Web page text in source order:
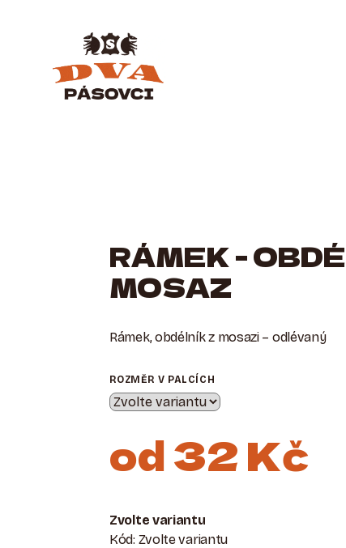
RÁMEK -
MOSAZ
Rámek, obdélník z mosazi – odlévaný
ROZMĚR V PALCÍCH
od32 Kč
cena:
Zvolte variantu
Kód: Zvolte variantu